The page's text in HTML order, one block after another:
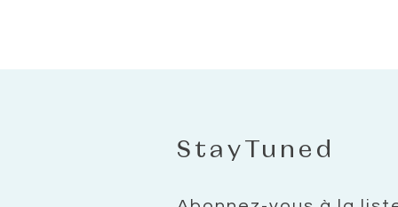
StayTuned